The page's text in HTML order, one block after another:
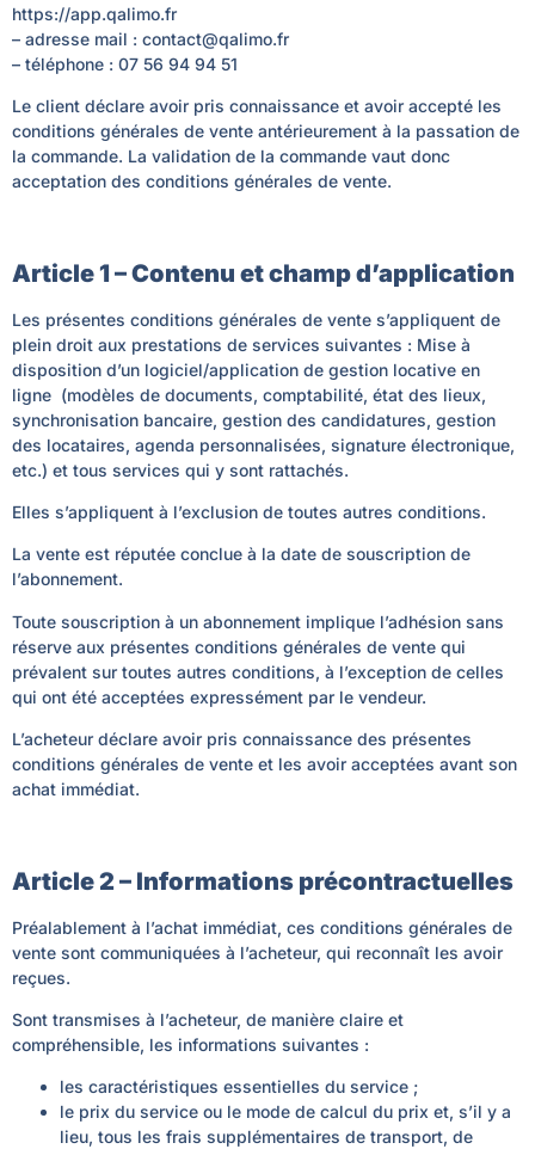
https://app.qalimo.fr
– adresse mail : contact@qalimo.fr
– téléphone : 07 56 94 94 51
Le client déclare avoir pris connaissance et avoir accepté les
conditions générales de vente antérieurement à la passation de
la commande. La validation de la commande vaut donc
acceptation des conditions générales de vente.
Article 1 – Contenu et champ d’application
Les présentes conditions générales de vente s’appliquent de
plein droit aux prestations de services suivantes : Mise à
disposition d’un logiciel/application de gestion locative en
ligne (modèles de documents, comptabilité, état des lieux,
synchronisation bancaire, gestion des candidatures, gestion
des locataires, agenda personnalisées, signature électronique,
etc.) et tous services qui y sont rattachés.
Elles s’appliquent à l’exclusion de toutes autres conditions.
La vente est réputée conclue à la date de souscription de
l’abonnement.
Toute souscription à un abonnement implique l’adhésion sans
réserve aux présentes conditions générales de vente qui
prévalent sur toutes autres conditions, à l’exception de celles
qui ont été acceptées expressément par le vendeur.
L’acheteur déclare avoir pris connaissance des présentes
conditions générales de vente et les avoir acceptées avant son
achat immédiat.
Article 2 – Informations précontractuelles
Préalablement à l’achat immédiat, ces conditions générales de
vente sont communiquées à l’acheteur, qui reconnaît les avoir
reçues.
Sont transmises à l’acheteur, de manière claire et
compréhensible, les informations suivantes :
les caractéristiques essentielles du service ;
le prix du service ou le mode de calcul du prix et, s’il y a
lieu, tous les frais supplémentaires de transport, de